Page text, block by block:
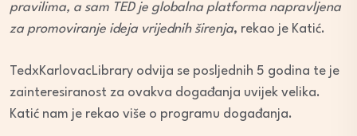
pravilima, a sam TED je globalna platforma napravljena
za promoviranje ideja vrijednih širenja, rekao je Katić.
TedxKarlovacLibrary odvija se posljednih 5 godina te je
zainteresiranost za ovakva događanja uvijek velika.
Katić nam je rekao više o programu događanja.